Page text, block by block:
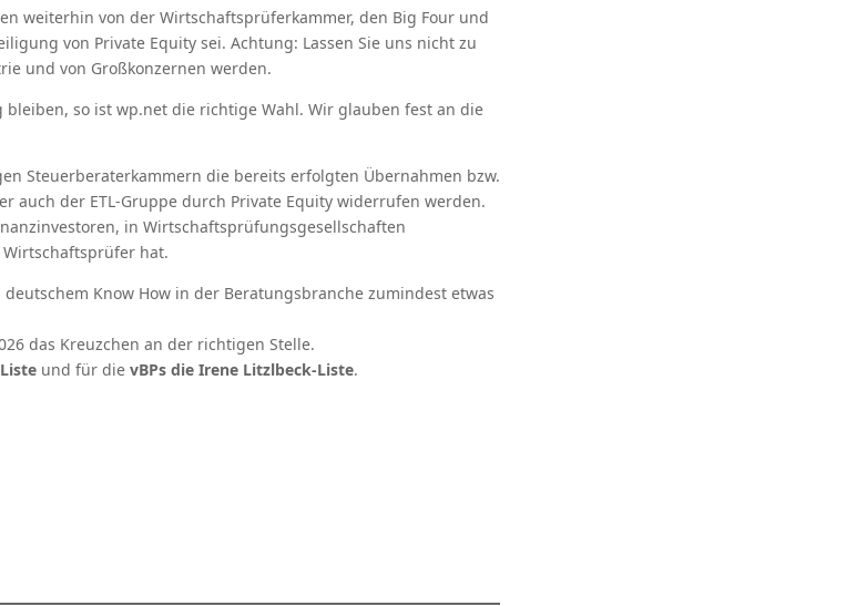
weiterhin von der Wirtschaftsprüferkammer, den Big Four und
von Private Equity sei. Achtung: Lassen Sie uns nicht zu
und von Großkonzernen werden.
so ist wp.net die richtige Wahl. Wir glauben fest an die
Steuerberaterkammern die bereits erfolgten Übernahmen bzw.
auch der ETL-Gruppe durch Private Equity widerrufen werden.
in Wirtschaftsprüfungsgesellschaften
hat.
Know How in der Beratungsbranche zumindest etwas
das Kreuzchen an der richtigen Stelle.
und für die vBPs die Irene Litzlbeck-Liste.